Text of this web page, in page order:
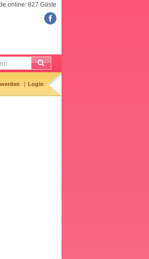
online: 827 Gäste
Login